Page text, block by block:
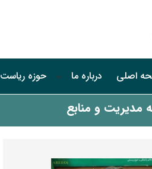
اصلی درباره ما حوزه ریاست
مدیریت و منابع